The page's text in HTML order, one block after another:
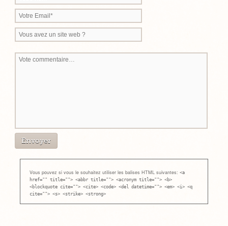
Vous pouvez si vous le souhaitez utiliser les balises HTML suivantes: <a
href="" title=""> <abbr title=""> <acronym title=""> <b>
<blockquote cite=""> <cite> <code> <del datetime=""> <em> <i> <q
cite=""> <s> <strike> <strong>